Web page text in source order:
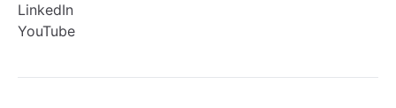
LinkedIn
YouTube